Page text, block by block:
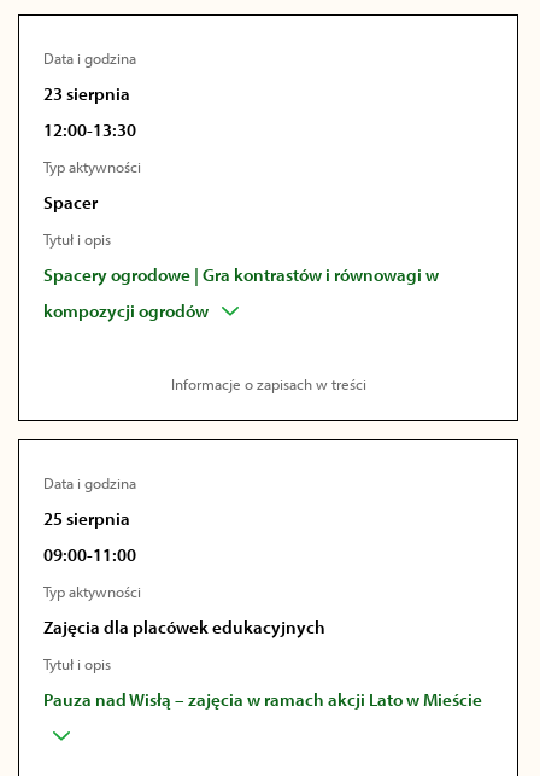
Data i godzina
23 sierpnia
12:00-13:30
Typ aktywności
Spacer
Tytuł i opis
Spacery ogrodowe | Gra kontrastów i równowagi w
kompozycji ogrodów
Informacje o zapisach w treści
Data i godzina
25 sierpnia
09:00-11:00
Typ aktywności
Zajęcia dla placówek edukacyjnych
Tytuł i opis
Pauza nad Wisłą – zajęcia w ramach akcji Lato w Mieście